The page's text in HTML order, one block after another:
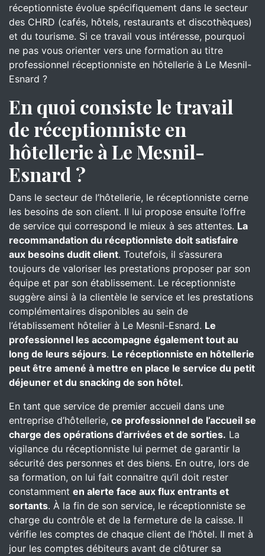
réceptionniste évolue spécifiquement dans le secteur
des CHRD (cafés, hôtels, restaurants et discothèques)
et du tourisme. Si ce travail vous intéresse, pourquoi
ne pas vous orienter vers une formation au titre
professionnel réceptionniste en hôtellerie à Le Mesnil-
Esnard ?
En quoi consiste le travail
de réceptionniste en
hôtellerie à Le Mesnil-
Esnard ?
Dans le secteur de l’hôtellerie, le réceptionniste cerne
les besoins de son client. Il lui propose ensuite l’offre
de service qui correspond le mieux à ses attentes. La
recommandation du réceptionniste doit satisfaire
aux besoins dudit client. Toutefois, il s’assurera
toujours de valoriser les prestations proposer par son
équipe et par son établissement. Le réceptionniste
suggère ainsi à la clientèle le service et les prestations
complémentaires disponibles au sein de
l’établissement hôtelier à Le Mesnil-Esnard. Le
professionnel les accompagne également tout au
long de leurs séjours. Le réceptionniste en hôtellerie
peut être amené à mettre en place le service du petit
déjeuner et du snacking de son hôtel.
En tant que service de premier accueil dans une
entreprise d’hôtellerie, ce professionnel de l’accueil se
charge des opérations d’arrivées et de sorties. La
vigilance du réceptionniste lui permet de garantir la
sécurité des personnes et des biens. En outre, lors de
sa formation, on lui fait connaitre qu’il doit rester
constamment en alerte face aux flux entrants et
sortants. À la fin de son service, le réceptionniste se
charge du contrôle et de la fermeture de la caisse. Il
vérifie les comptes de chaque client de l’hôtel. Il met à
jour les comptes débiteurs avant de clôturer sa